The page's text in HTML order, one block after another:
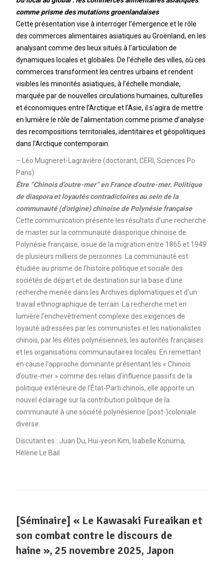
comme prisme des mutations groenlandaises
Cette présentation vise à interroger l’émergence et le rôle
des commerces alimentaires asiatiques au Groënland, en les
analysant comme des lieux situés à l’articulation de
dynamiques locales et globales. De l’échelle des villes, où ces
commerces transforment les centres urbains et rendent
visibles les minorités asiatiques, à l’échelle mondiale,
marquée par de nouvelles circulations humaines, culturelles
et économiques entre l’Arctique et l’Asie, il s’agira de mettre
en lumière le rôle de l’alimentation comme prisme d’analyse
des recompositions territoriales, identitaires et géopolitiques
dans l’Arctique contemporain.
– Léo Mugneret-Lagravière (doctorant, CERI, Sciences Po
Paris)
Être “Chinois d’outre-mer” en France d’outre-mer. Politique
de diaspora et loyautés contradictoires au sein de la
communauté (d’origine) chinoise de Polynésie française
Cette communication présente les résultats d’une recherche
de master sur la communauté diasporique chinoise de
Polynésie française, issue de la migration entre 1865 et 1949
de plusieurs milliers de personnes. La communauté est
étudiée au prisme de l’histoire politique et sociale des
sociétés de départ et de destination sur la base d’une
recherche menée dans les Archives diplomatiques et d’un
travail ethnographique de terrain. La recherche met en
lumière l’enchevêtrement complexe des exigences de
loyauté adressées par les communistes et les nationalistes
chinois, par les élites polynésiennes, les autorités françaises
et les organisations communautaires locales. En remettant
en cause l’approche dominante présentant les « Chinois
d’outre-mer » comme des relais d’influence passifs de la
politique extérieure de l’État-Parti chinois, elle apporte un
nouvel éclairage sur la contribution politique de la
communauté à une société polynésienne (post-)coloniale
diverse.
Discutant·es : Juan Du, Hui-yeon Kim, Isabelle Konuma,
Hélène Le Bail
[Séminaire] « Le Kawasaki Fureaikan et
son combat contre le discours de
haine », 25 novembre 2025, Japon